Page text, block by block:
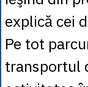
explică cei
Pe tot
transportul